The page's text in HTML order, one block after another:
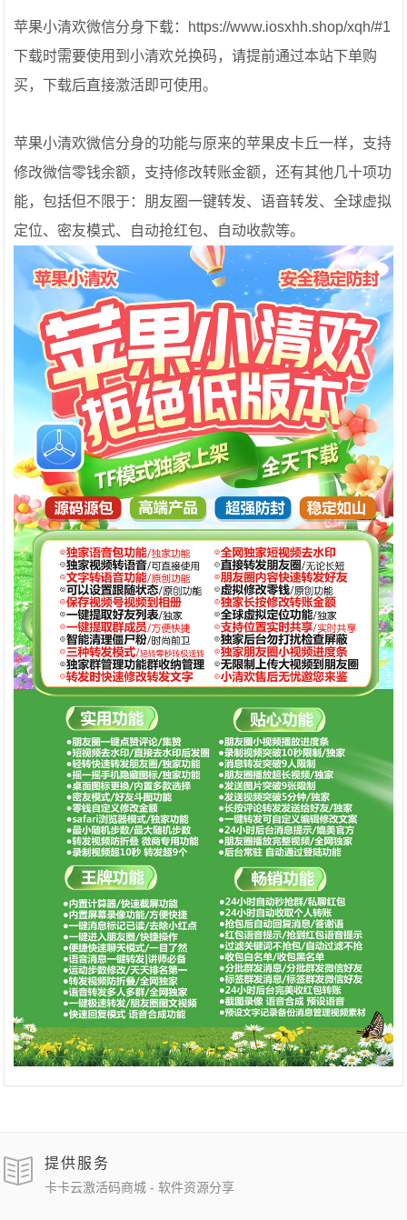
苹果小清欢微信分身下载：https://www.iosxhh.shop/xqh/#1
下载时需要使用到小清欢兑换码，请提前通过本站下单购
买，下载后直接激活即可使用。
苹果小清欢微信分身的功能与原来的苹果皮卡丘一样，支持
修改微信零钱余额，支持修改转账金额，还有其他几十项功
能，包括但不限于：朋友圈一键转发、语音转发、全球虚拟
定位、密友模式、自动抢红包、自动收款等。
提供服务
卡卡云激活码商城 - 软件资源分享